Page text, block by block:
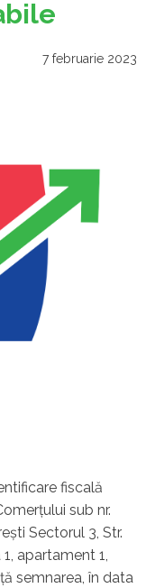
7 februarie 2023
fiscală
sub nr.
Sectorul 3, Str.
apartament 1,
semnarea, în data